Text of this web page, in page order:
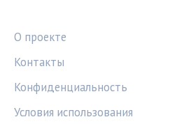
О проекте
Контакты
Конфиденциальность
Условия использования